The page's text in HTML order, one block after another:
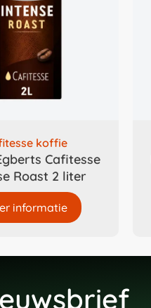
koffie
Cafitesse
Roast 2 liter
informatie